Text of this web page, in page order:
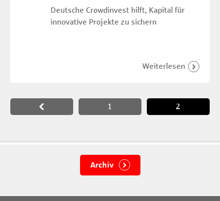
Deutsche Crowdinvest hilft, Kapital für
innovative Projekte zu sichern
Paginierung
1
2
Archiv